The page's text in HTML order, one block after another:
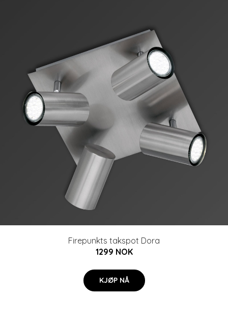
Firepunkts takspot Dora
1299 NOK
KJØP NÅ